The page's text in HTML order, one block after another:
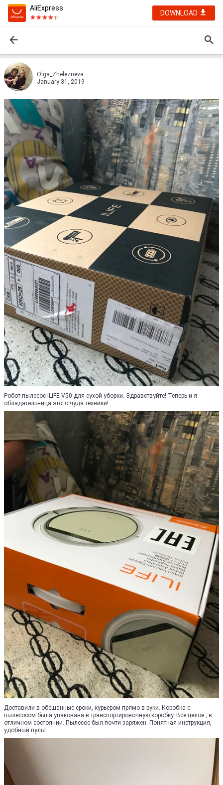
AliExpress
DOWNLOAD
Olga_Zhelezneva
January 31, 2019
Робот-пылесос ILIFE V50 для сухой уборки. Здравствуйте! Теперь и я
обладательница этого чуда техники!
Доставили в обещанные сроки, курьером прямо в руки. Коробка с
пылесосом была упакована в транспортировочную коробку. Все целое , в
отличном состоянии. Пылесос был почти заряжен. Понятная инструкция,
удобный пульт.